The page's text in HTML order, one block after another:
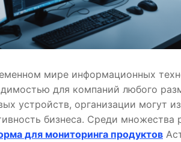
мире информационных
для компаний любого
устройств, организации могут
бизнеса. Среди
для мониторинга продуктов